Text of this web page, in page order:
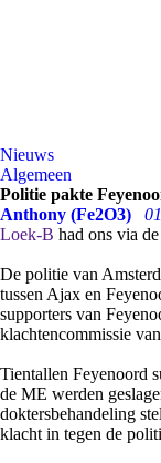
Nieuws
Algemeen
Politie pakte
Anthony (Fe2O3)
Loek-B had ons via de
De politie van
tussen Ajax en
supporters van
klachtencommissie
Tientallen Feyenoord
de ME werden
doktersbehandeling
klacht in tegen de